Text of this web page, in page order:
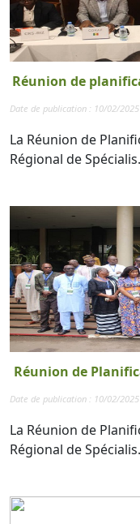
Réunion de
Date de publication : 10/02/
La Réunion de
Régional de
Réunion de
Date de publication : 10/02/
La Réunion de
Régional de